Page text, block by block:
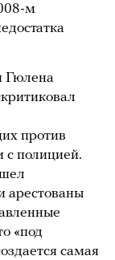
м
Гюлена
против
с полицией.
арестованы
«под
самая